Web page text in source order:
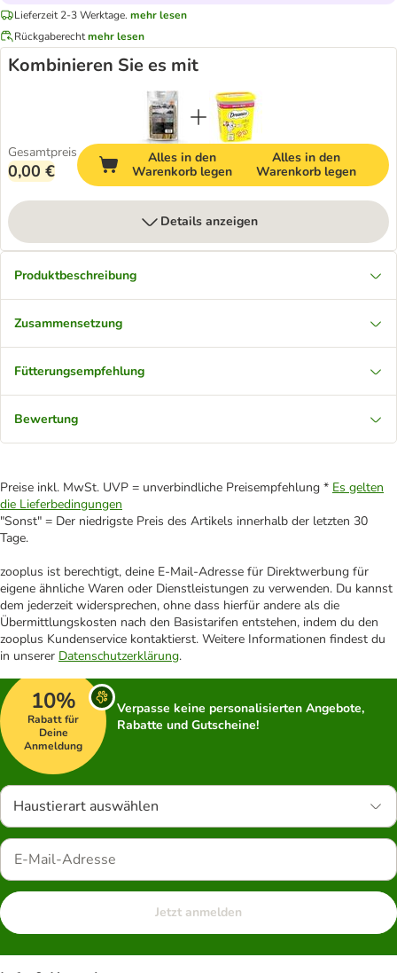
Lieferzeit 2-3 Werktage. mehr lesen
Rückgaberechtmehr lesen
Kombinieren Sie es mit
Gesamtpreis
0,00 €
Alles in den
Warenkorb legen
Alles in den
Warenkorb legen
Details anzeigen
Produktbeschreibung
Zusammensetzung
Fütterungsempfehlung
Bewertung
Preise inkl. MwSt. UVP = unverbindliche Preisempfehlung * Es gelten
die Lieferbedingungen
"Sonst" = Der niedrigste Preis des Artikels innerhalb der letzten 30
Tage.
zooplus ist berechtigt, deine E-Mail-Adresse für Direktwerbung für
eigene ähnliche Waren oder Dienstleistungen zu verwenden. Du kannst
dem jederzeit widersprechen, ohne dass hierfür andere als die
Übermittlungskosten nach den Basistarifen entstehen, indem du den
zooplus Kundenservice kontaktierst. Weitere Informationen findest du
in unserer Datenschutzerklärung.
10%
Rabatt für
Deine
Anmeldung
Verpasse keine personalisierten Angebote,
Rabatte und Gutscheine!
Haustierart auswählen
Jetzt anmelden